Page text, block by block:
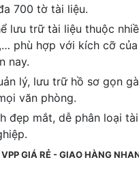
700 tờ tài liệu.
lưu trữ tài liệu thuộc
phù hợp với kích cỡ
nay.
lý, lưu trữ hồ sơ gọn
văn phòng.
đẹp mắt, dễ phân loại
GIÁ RẺ - GIAO HÀNG